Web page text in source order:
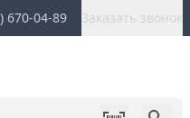
670-04-89 Заказать звонок